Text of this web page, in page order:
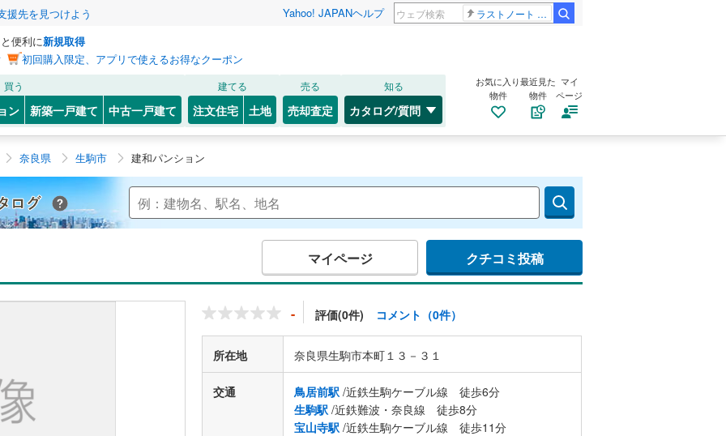
援先を見つけよう Yahoo! JAPANヘルプ ラストノート 内田有紀
便利に新規取得
初回購入限定、アプリで使えるお得なクーポン
買う
ン 新築一戸建て 中古一戸建て
建てる
注文住宅 土地
売る
売却査定
知る
カタログ/質問
お気に入り
物件
最近見た
物件
マイ
ページ
奈良県 生駒市 建和パンション
Yahoo!不動産 マンションカタログ
マイページ クチコミ投稿
- 評価(0件) コメント（0件）
所在地 奈良県生駒市本町１３－３１
交通 鳥居前駅 /近鉄生駒ケーブル線 徒歩6分
生駒駅 /近鉄難波・奈良線 徒歩8分
宝山寺駅 /近鉄生駒ケーブル線 徒歩11分